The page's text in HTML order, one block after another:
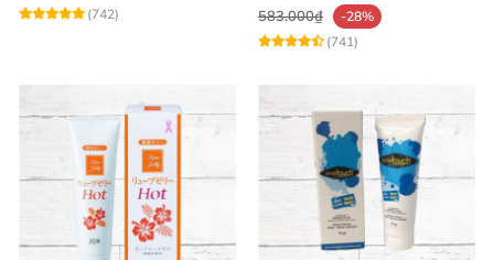
(742) 583.000₫
-28%
(741)